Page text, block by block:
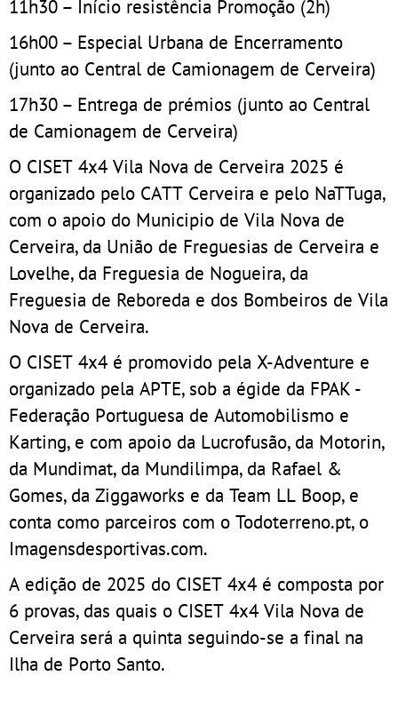
11h30 – Início resistência Promoção (2h)
16h00 – Especial Urbana de Encerramento
(junto ao Central de Camionagem de Cerveira)
17h30 – Entrega de prémios (junto ao Central
de Camionagem de Cerveira)
O CISET 4x4 Vila Nova de Cerveira 2025 é
organizado pelo CATT Cerveira e pelo NaTTuga,
com o apoio do Municipio de Vila Nova de
Cerveira, da União de Freguesias de Cerveira e
Lovelhe, da Freguesia de Nogueira, da
Freguesia de Reboreda e dos Bombeiros de Vila
Nova de Cerveira.
O CISET 4x4 é promovido pela X-Adventure e
organizado pela APTE, sob a égide da FPAK -
Federação Portuguesa de Automobilismo e
Karting, e com apoio da Lucrofusão, da Motorin,
da Mundimat, da Mundilimpa, da Rafael &
Gomes, da Ziggaworks e da Team LL Boop, e
conta como parceiros com o Todoterreno.pt, o
Imagensdesportivas.com.
A edição de 2025 do CISET 4x4 é composta por
6 provas, das quais o CISET 4x4 Vila Nova de
Cerveira será a quinta seguindo-se a final na
Ilha de Porto Santo.